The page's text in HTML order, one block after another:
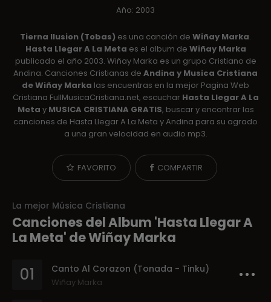
Año: 2003
Tierna Ilusion (Tobas) es una canción de Wiñay Marka.
Hasta Llegar A La Meta es el album de Wiñay Marka
publicado el año 2003. Wiñay Marka es un grupo Cristiano de
Andina. Canciones Cristianas de Andina y Musica Cristiana
de Wiñay Marka las encuentras en la mejor Pagina Web
Cristiana FullMusicaCristiana.net, escuchar Hasta Llegar A La
Meta y MUSICA CRISTIANA GRATIS, buscar y encontrar las
canciones de Hasta Llegar A La Meta y Andina para su agrado
a una gran velocidad en audio mp3.
FAVORITO COMPARTIR
La mejor Música Cristiana
Canciones del Album 'Hasta Llegar A
La Meta' de Wiñay Marka
01 Canto Al Corazon (Tonada - Tinku)
Wiñay Marka